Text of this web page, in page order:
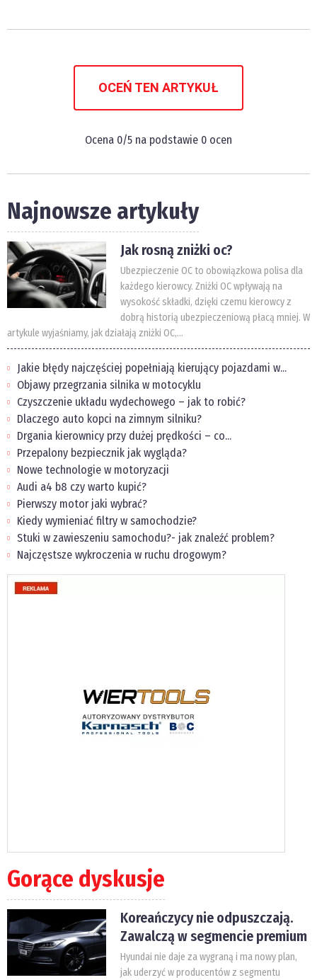
OCEŃ TEN ARTYKUŁ
Ocena 0/5 na podstawie 0 ocen
Najnowsze artykuły
Jak rosną zniżki oc?
Ubezpieczenie OC to obowiązkowa polisa dla
każdego kierowcy. Zniżki OC wpływają na
wysokość składki, dzięki czemu kierowcy z
dobrą historią ubezpieczeniową płacą mniej. W
artykule wyjaśniamy, jak działają zniżki OC,...
Jakie błędy najczęściej popełniają kierujący pojazdami w...
Objawy przegrzania silnika w motocyklu
Czyszczenie układu wydechowego – jak to robić?
Dlaczego auto kopci na zimnym silniku?
Drgania kierownicy przy dużej prędkości – co...
Przepalony bezpiecznik jak wygląda?
Nowe technologie w motoryzacji
Audi a4 b8 czy warto kupić?
Pierwszy motor jaki wybrać?
Kiedy wymieniać filtry w samochodzie?
Stuki w zawieszeniu samochodu?- jak znaleźć problem?
Najczęstsze wykroczenia w ruchu drogowym?
Gorące dyskusje
Koreańczycy nie odpuszczają.
Zawalczą w segmencie premium
Hyundai nie daje za wygraną i ma nowy plan,
jak uderzyć w producentów z segmentu